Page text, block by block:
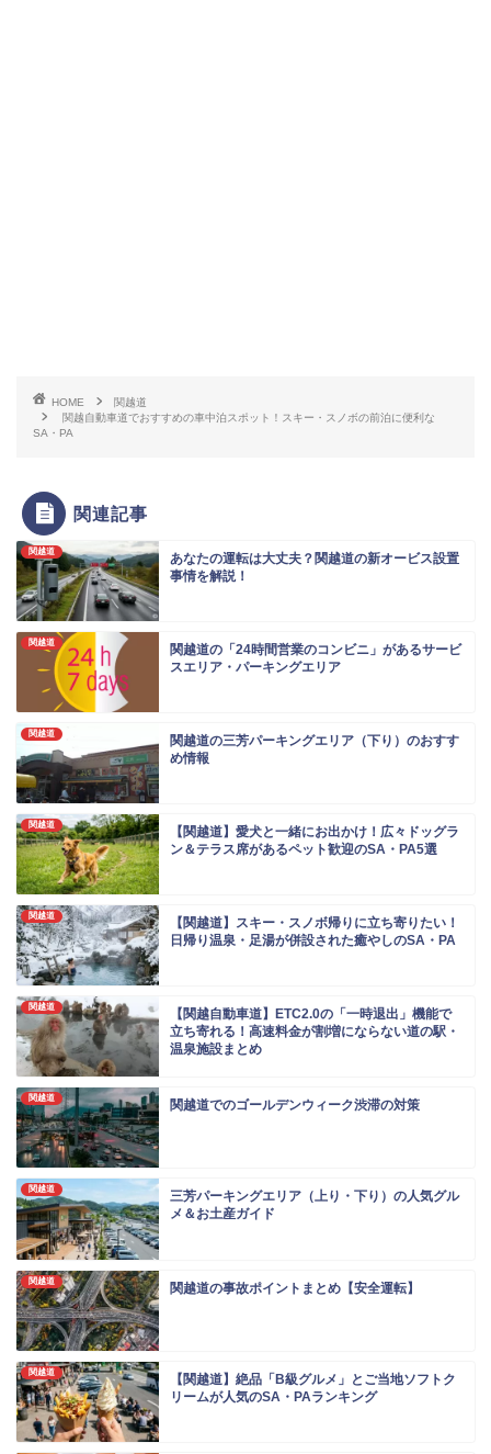
HOME
関越道
関越自動車道でおすすめの車中泊スポット！スキー・スノボの前泊に便利な
SA・PA
関連記事
関越道
あなたの運転は大丈夫？関越道の新オービス設置
事情を解説！
関越道
関越道の「24時間営業のコンビニ」があるサービ
スエリア・パーキングエリア
関越道
関越道の三芳パーキングエリア（下り）のおすす
め情報
関越道
【関越道】愛犬と一緒にお出かけ！広々ドッグラ
ン＆テラス席があるペット歓迎のSA・PA5選
関越道
【関越道】スキー・スノボ帰りに立ち寄りたい！
日帰り温泉・足湯が併設された癒やしのSA・PA
関越道
【関越自動車道】ETC2.0の「一時退出」機能で
立ち寄れる！高速料金が割増にならない道の駅・
温泉施設まとめ
関越道 関越道でのゴールデンウィーク渋滞の対策
関越道
三芳パーキングエリア（上り・下り）の人気グル
メ＆お土産ガイド
関越道 関越道の事故ポイントまとめ【安全運転】
関越道
【関越道】絶品「B級グルメ」とご当地ソフトク
リームが人気のSA・PAランキング